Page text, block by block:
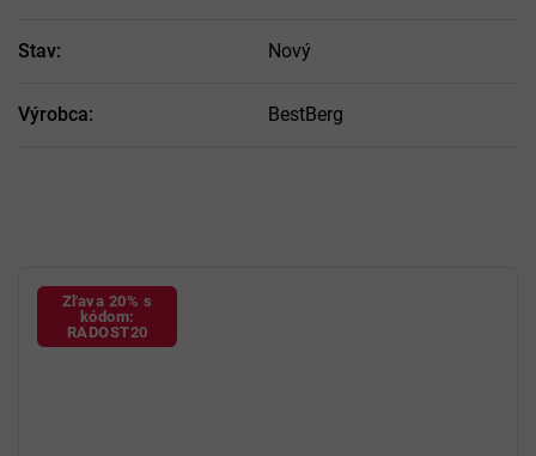
Stav: Nový
Výrobca: BestBerg
Zľava 20% s
kódom:
RADOST20